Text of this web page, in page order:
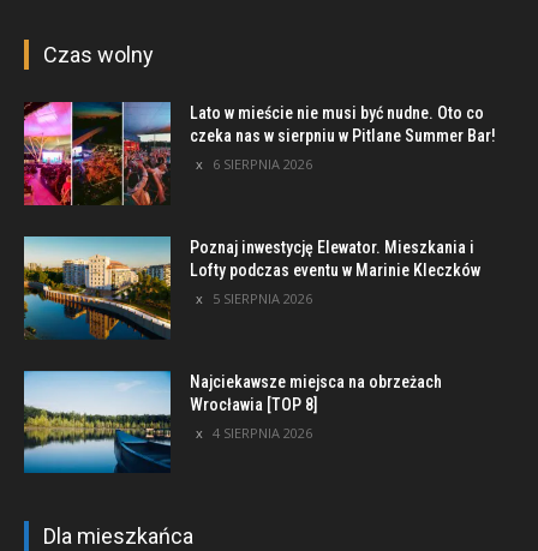
Czas wolny
Lato w mieście nie musi być nudne. Oto co
czeka nas w sierpniu w Pitlane Summer Bar!
6 SIERPNIA 2026
Poznaj inwestycję Elewator. Mieszkania i
Lofty podczas eventu w Marinie Kleczków
5 SIERPNIA 2026
Najciekawsze miejsca na obrzeżach
Wrocławia [TOP 8]
4 SIERPNIA 2026
Dla mieszkańca